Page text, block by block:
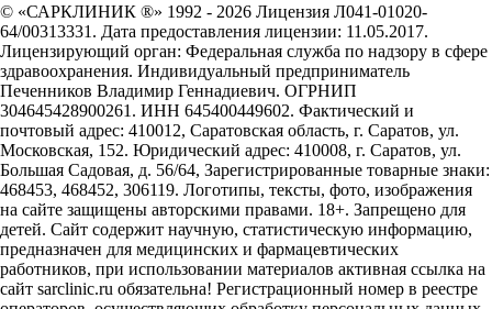
© «САРКЛИНИК ®» 1992 - 2026 Лицензия Л041-01020-
64/00313331. Дата предоставления лицензии: 11.05.2017.
Лицензирующий орган: Федеральная служба по надзору в сфере
здравоохранения. Индивидуальный предприниматель
Печенников Владимир Геннадиевич. ОГРНИП
304645428900261. ИНН 645400449602. Фактический и
почтовый адрес: 410012, Саратовская область, г. Саратов, ул.
Московская, 152. Юридический адрес: 410008, г. Саратов, ул.
Большая Садовая, д. 56/64, Зарегистрированные товарные знаки:
468453, 468452, 306119. Логотипы, тексты, фото, изображения
на сайте защищены авторскими правами. 18+. Запрещено для
детей. Сайт содержит научную, статистическую информацию,
предназначен для медицинских и фармацевтических
работников, при использовании материалов активная ссылка на
сайт sarclinic.ru обязательна! Регистрационный номер в реестре